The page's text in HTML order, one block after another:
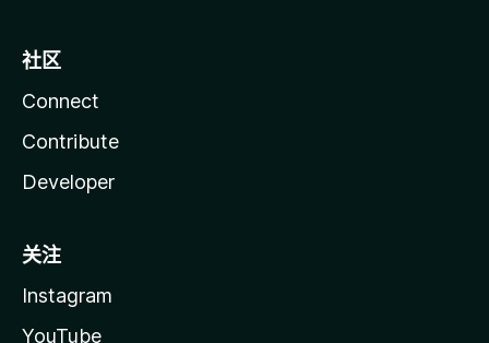
社区
Connect
Contribute
Developer
关注
Instagram
YouTube